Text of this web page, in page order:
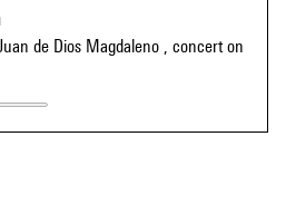
de Dios Magdaleno , concert on